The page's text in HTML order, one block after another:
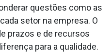
questões como as
setor na empresa. O
prazos e de recursos
para a qualidade.